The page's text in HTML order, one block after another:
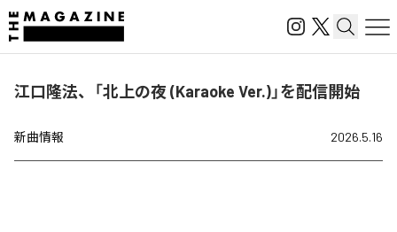
江口隆法、「北上の夜 (Karaoke Ver.)」を配信開始
新曲情報 2026.5.16